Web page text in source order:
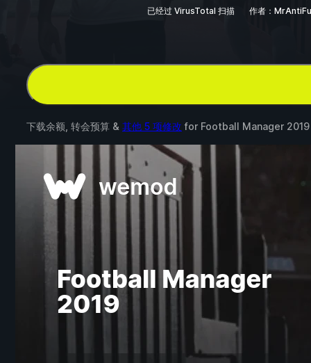
已经过 VirusTotal 扫描 作者：
下载余额, 转会预算 & 其他 5 项修改 for Football Manager 2019